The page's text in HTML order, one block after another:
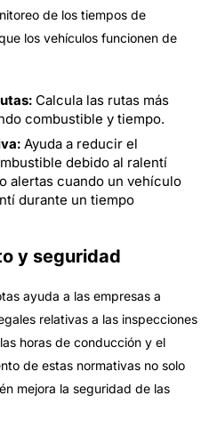
de los tiempos de
los vehículos funcionen de
Calcula las rutas más
combustible y tiempo.
Ayuda a reducir el
debido al ralentí
alertas cuando un vehículo
durante un tiempo
y seguridad
ayuda a las empresas a
relativas a las inspecciones
horas de conducción y el
de estas normativas no solo
mejora la seguridad de las